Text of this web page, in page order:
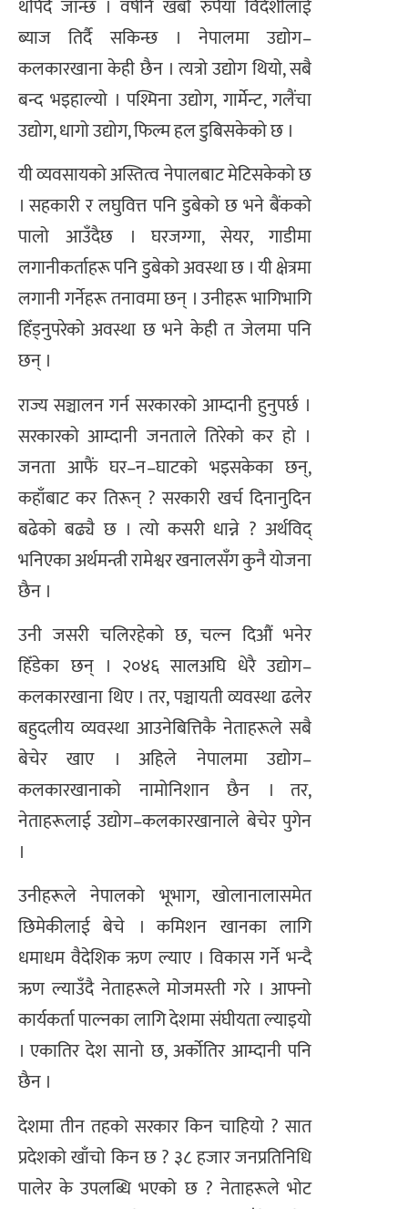
थपिँदै जान्छ । वर्षेनि खर्बौं रुपैयाँ विदेशीलाई
ब्याज तिर्दै सकिन्छ । नेपालमा उद्योग–
कलकारखाना केही छैन । त्यत्रो उद्योग थियो, सबै
बन्द भइहाल्यो । पश्मिना उद्योग, गार्मेन्ट, गलैंचा
उद्योग, धागो उद्योग, फिल्म हल डुबिसकेको छ ।
यी व्यवसायको अस्तित्व नेपालबाट मेटिसकेको छ
। सहकारी र लघुवित्त पनि डुबेको छ भने बैंकको
पालो आउँदैछ । घरजग्गा, सेयर, गाडीमा
लगानीकर्ताहरू पनि डुबेको अवस्था छ । यी क्षेत्रमा
लगानी गर्नेहरू तनावमा छन् । उनीहरू भागिभागि
हिँड्नुपरेको अवस्था छ भने केही त जेलमा पनि
छन् ।
राज्य सञ्चालन गर्न सरकारको आम्दानी हुनुपर्छ ।
सरकारको आम्दानी जनताले तिरेको कर हो ।
जनता आफैं घर–न–घाटको भइसकेका छन्,
कहाँबाट कर तिरून् ? सरकारी खर्च दिनानुदिन
बढेको बढ्यै छ । त्यो कसरी धान्ने ? अर्थविद्
भनिएका अर्थमन्त्री रामेश्वर खनालसँग कुनै योजना
छैन ।
उनी जसरी चलिरहेको छ, चल्न दिऔं भनेर
हिँडेका छन् । २०४६ सालअघि धेरै उद्योग–
कलकारखाना थिए । तर, पञ्चायती व्यवस्था ढलेर
बहुदलीय व्यवस्था आउनेबित्तिकै नेताहरूले सबै
बेचेर खाए । अहिले नेपालमा उद्योग–
कलकारखानाको नामोनिशान छैन । तर,
नेताहरूलाई उद्योग–कलकारखानाले बेचेर पुगेन
।
उनीहरूले नेपालको भूभाग, खोलानालासमेत
छिमेकीलाई बेचे । कमिशन खानका लागि
धमाधम वैदेशिक ऋण ल्याए । विकास गर्ने भन्दै
ऋण ल्याउँदै नेताहरूले मोजमस्ती गरे । आफ्नो
कार्यकर्ता पाल्नका लागि देशमा संघीयता ल्याइयो
। एकातिर देश सानो छ, अर्कोतिर आम्दानी पनि
छैन ।
देशमा तीन तहको सरकार किन चाहियो ? सात
प्रदेशको खाँचो किन छ ? ३८ हजार जनप्रतिनिधि
पालेर के उपलब्धि भएको छ ? नेताहरूले भोट